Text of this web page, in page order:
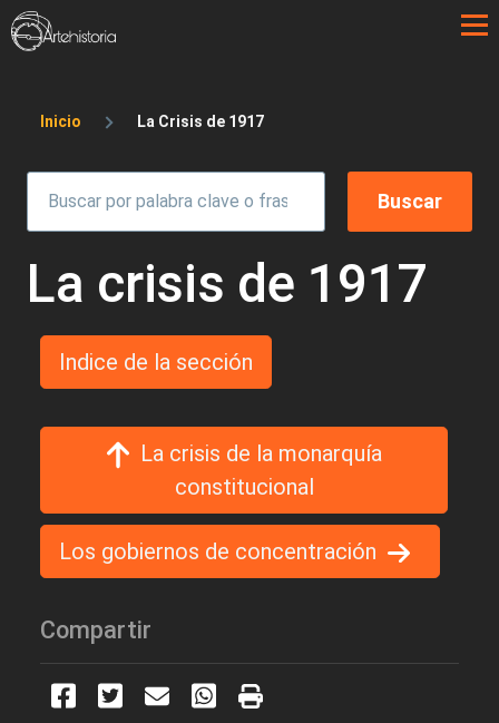
Pasar al contenido principal
Sobrescribir enlaces de ayuda a la
Inicio La Crisis de 1917
La crisis de 1917
Indice de la sección
La crisis de la monarquía
constitucional
Los gobiernos de concentración
Compartir